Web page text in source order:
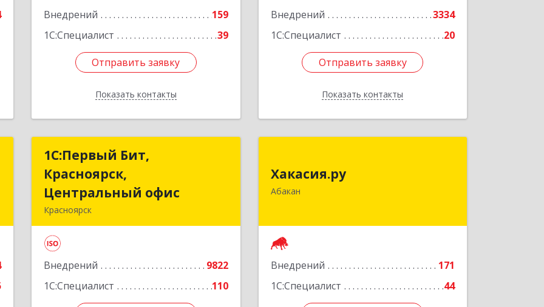
Внедрений
159
1С:Специалист
39
Отправить заявку
Показать контакты
Отправить заявку
Назад
Внедрений
3334
1С:Специалист
20
Отправить заявку
Показать контакты
Отправить заявку
Назад
1С:Первый Бит,
Красноярск,
Центральный офис
Красноярск
Внедрений
9822
1С:Специалист
110
1С:Первый Бит,
Центральный офис
Подробнее
Хакасия.ру
Абакан
Внедрений
171
1С:Специалист
44
655017, Хакасия Респ, Абакан г,
Подробнее